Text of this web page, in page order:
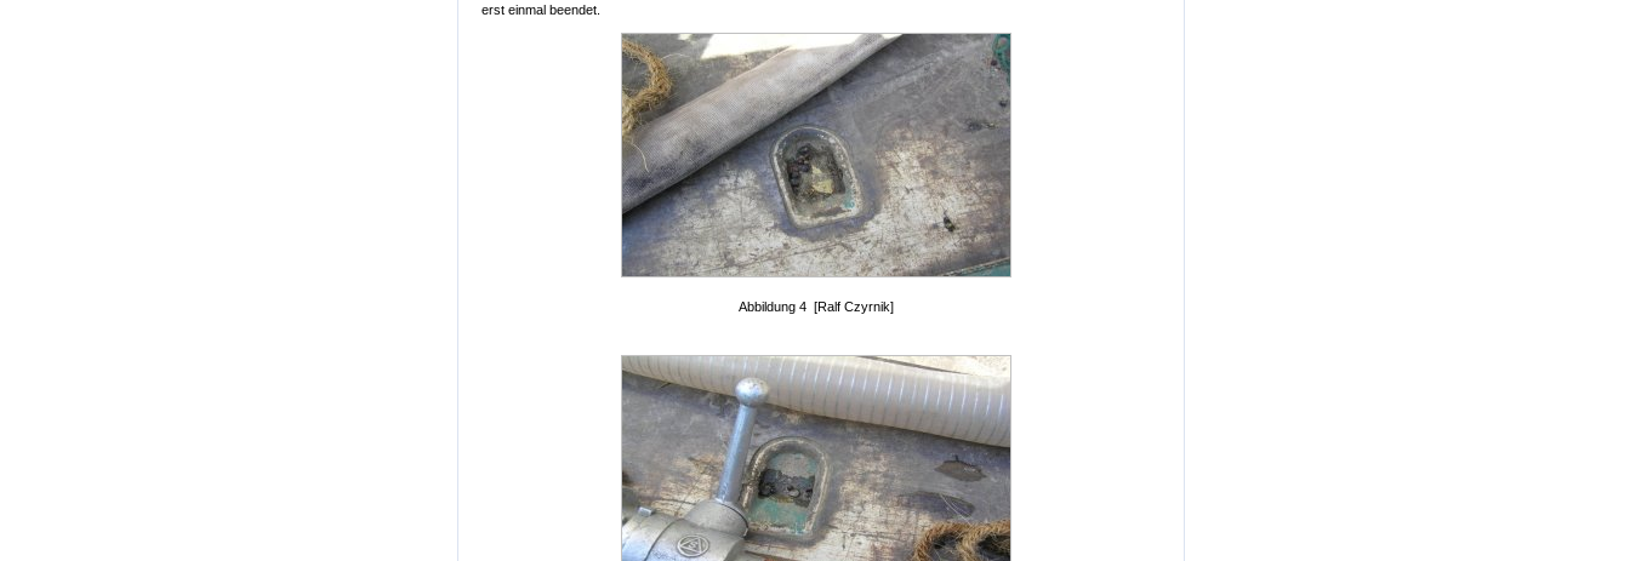
erst einmal beendet.
Abbildung 4 [Ralf Czyrnik]